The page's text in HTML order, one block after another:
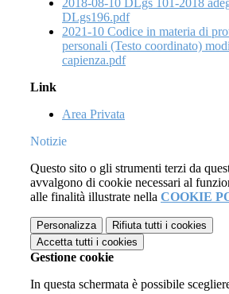
2018-08-10 DLgs 101-2018
DLgs196.pdf
2021-10 Codice in materia di
personali (Testo coordinato)
capienza.pdf
Link
Area Privata
Notizie
Questo sito o gli strumenti terzi da
avvalgono di cookie necessari al
alle finalità illustrate nella COOKIE
Personalizza Rifiuta tutti i cookies
Accetta tutti i cookies
Gestione cookie
In questa schermata è possibile